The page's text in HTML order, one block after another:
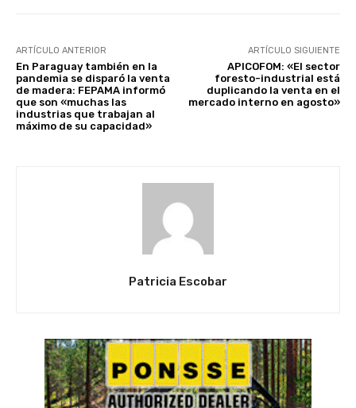
ARTÍCULO ANTERIOR
En Paraguay también en la
pandemia se disparó la venta
de madera: FEPAMA informó
que son «muchas las
industrias que trabajan al
máximo de su capacidad»
ARTÍCULO SIGUIENTE
APICOFOM: «El sector
foresto-industrial está
duplicando la venta en el
mercado interno en agosto»
Patricia Escobar